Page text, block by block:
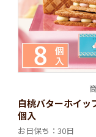
世界初製法
焼きたての
がるロング
白桃バターホイ
個入
お日保ち：30日